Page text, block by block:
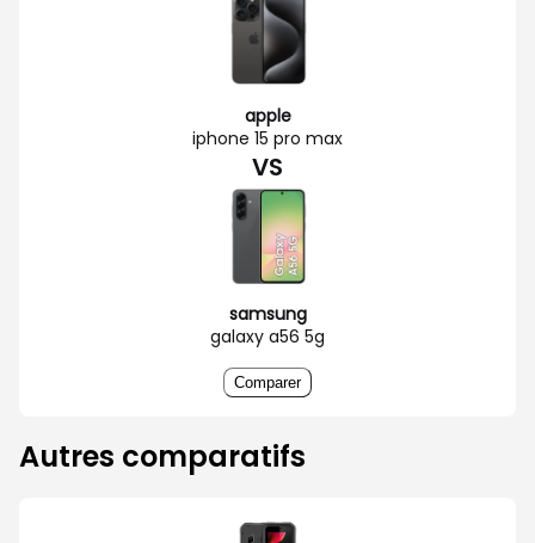
apple
iphone 15 pro max
VS
samsung
galaxy a56 5g
Comparer
Autres comparatifs